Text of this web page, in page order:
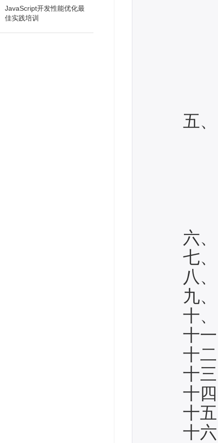
JavaScript开发性能优化最
佳实践培训
五、
六、
七、
八、
九、
十、
十一、
十二
十三
十四、
十五、
十六